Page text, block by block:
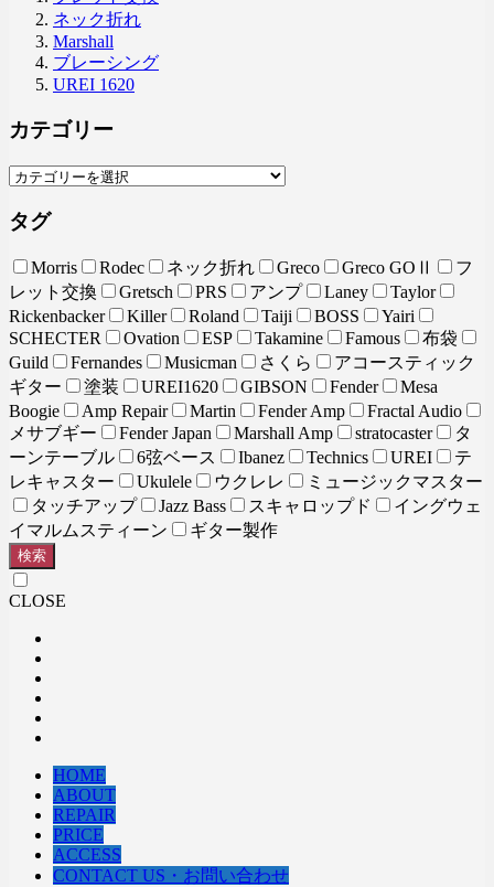
ネック折れ
Marshall
ブレーシング
UREI 1620
カテゴリー
タグ
Morris Rodec ネック折れ Greco Greco GOⅡ
フ
レット交換
Gretsch PRS アンプ Laney
Taylor
Rickenbacker
Killer Roland Taiji BOSS
Yairi
SCHECTER
Ovation ESP Takamine Famous
布袋
Guild
Fernandes Musicman さくら
アコースティック
ギター
塗装 UREI1620 GIBSON Fender
Mesa
Boogie
Amp Repair Martin Fender Amp
Fractal Audio
メサブギー
Fender Japan Marshall Amp stratocaster
タ
ーンテーブル
6弦ベース Ibanez Technics UREI
テ
レキャスター
Ukulele ウクレレ
ミュージックマスター
タッチアップ
Jazz Bass スキャロップド
イングウェ
イマルムスティーン
ギター製作
検索
CLOSE
HOME
ABOUT
REPAIR
PRICE
ACCESS
CONTACT US・お問い合わせ